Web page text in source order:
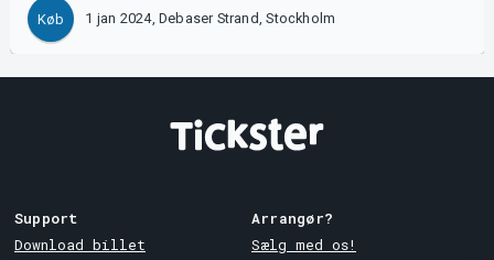
Køb 1 jan 2024, Debaser Strand, Stockholm
Support
Download billet
Arrangør?
Sælg med os!